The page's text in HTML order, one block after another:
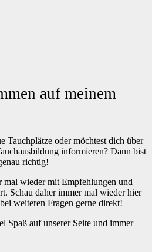
auf meinem
Tauchplätze oder möchtest dich über
informieren? Dann bist
richtig!
wieder mit Empfehlungen und
Schau daher immer mal wieder hier
weiteren Fragen gerne direkt!
Spaß auf unserer Seite und immer